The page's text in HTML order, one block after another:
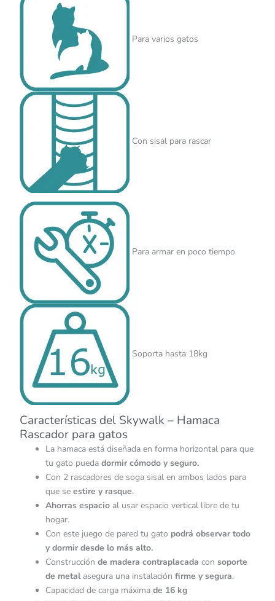
Para varios gatos
Con sisal para rascar
Para armar en poco tiempo
Soporta hasta 18kg
Características del Skywalk – Hamaca
Rascador para gatos
La hamaca está diseñada en forma horizontal para que
tu gato pueda dormir cómodo y seguro.
Con 2 rascadores de soga sisal en ambos lados para
que se estire y rasque.
Ahorras espacio al usar espacio vertical libre de tu
hogar.
Con este juego de pared tu gato podrá observar todo
y dormir desde lo más alto.
Construcción de madera contraplacada con soporte
de metalasegura una instalación firme y segura.
Capacidad de carga máxima de 16 kg